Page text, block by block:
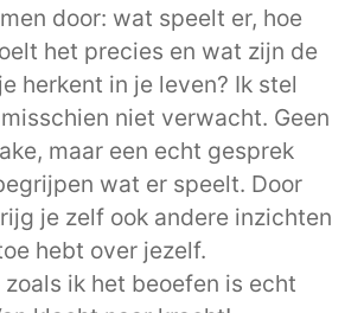
door: wat speelt er, hoe
het precies en wat zijn de
herkent in je leven? Ik stel
niet verwacht. Geen
maar een echt gesprek
wat er speelt. Door
je zelf ook andere inzichten
hebt over jezelf.
ik het beoefen is echt